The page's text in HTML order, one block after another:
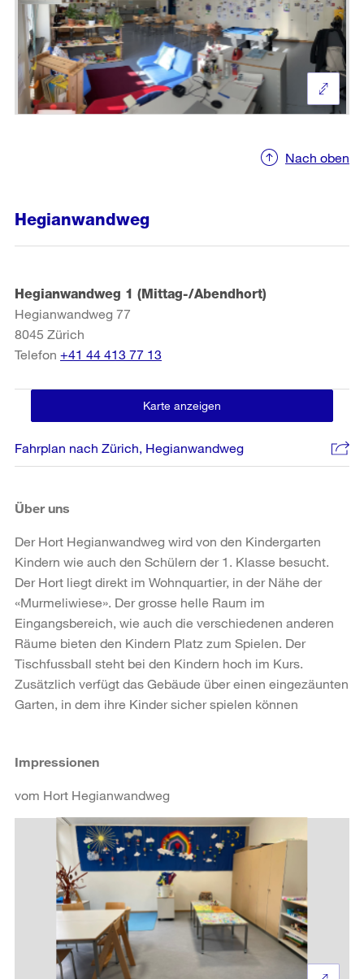
Nach oben
Hegianwandweg
Hegianwandweg 1 (Mittag-/Abendhort)
Hegianwandweg 77
8045 Zürich
Telefon +41 44 413 77 13
Karte anzeigen
Fahrplan nach Zürich, Hegianwandweg
Über uns
Der Hort Hegianwandweg wird von den Kindergarten
Kindern wie auch den Schülern der 1. Klasse besucht.
Der Hort liegt direkt im Wohnquartier, in der Nähe der
«Murmeliwiese». Der grosse helle Raum im
Eingangsbereich, wie auch die verschiedenen anderen
Räume bieten den Kindern Platz zum Spielen. Der
Tischfussball steht bei den Kindern hoch im Kurs.
Zusätzlich verfügt das Gebäude über einen eingezäunten
Garten, in dem ihre Kinder sicher spielen können
Impressionen
vom Hort Hegianwandweg